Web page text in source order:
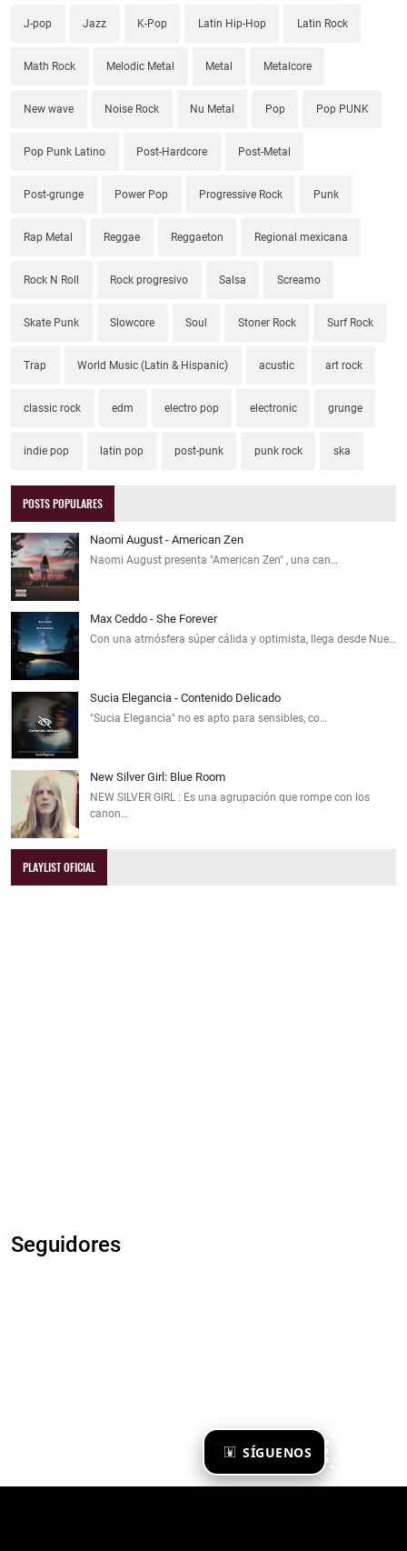
SÍGUENOS
J-pop Jazz K-Pop Latin Hip-Hop Latin Rock
Math Rock Melodic Metal Metal Metalcore
New wave Noise Rock Nu Metal Pop Pop PUNK
Pop Punk Latino Post-Hardcore Post-Metal
Post-grunge Power Pop Progressive Rock Punk
Rap Metal Reggae Reggaeton Regional mexicana
Rock N Roll Rock progresivo Salsa Screamo
Skate Punk Slowcore Soul Stoner Rock Surf Rock
Trap World Music (Latin & Hispanic) acustic art rock
classic rock edm electro pop electronic grunge
indie pop latin pop post-punk punk rock ska
POSTS POPULARES
Naomi August - American Zen
Naomi August presenta "American Zen" , una can…
Max Ceddo - She Forever
Con una atmósfera súper cálida y optimista, llega desde Nue…
Sucia Elegancia - Contenido Delicado
"Sucia Elegancia" no es apto para sensibles, co…
New Silver Girl: Blue Room
NEW SILVER GIRL : Es una agrupación que rompe con los
canon…
PLAYLIST OFICIAL
Seguidores